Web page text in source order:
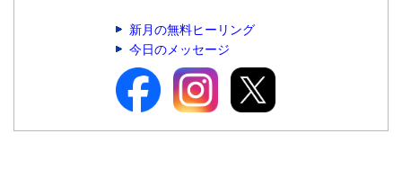
新月の無料ヒーリング
今日のメッセージ